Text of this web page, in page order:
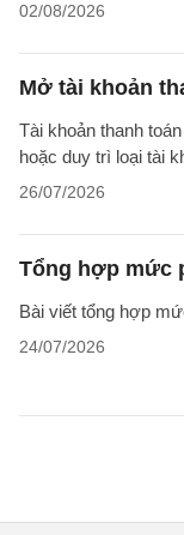
02/08/2026
Mở tài khoản
Tài khoản thanh
hoặc duy trì loại tài
26/07/2026
Tổng hợp mức
Bài viết tổng hợp
24/07/2026